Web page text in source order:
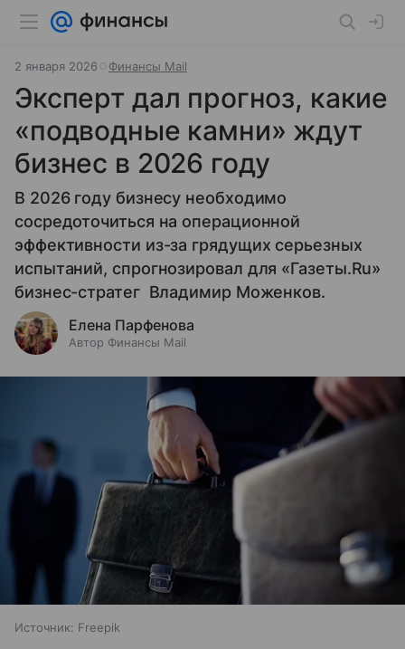
2 января 2026 Финансы Mail
​​​​​​​Эксперт дал прогноз, какие
«подводные камни» ждут
бизнес в 2026 году
В 2026 году бизнесу необходимо
сосредоточиться на операционной
эффективности из-за грядущих серьезных
испытаний, спрогнозировал для «Газеты.Ru»
бизнес-стратег Владимир Моженков.
Елена Парфенова
Автор Финансы Mail
Источник: Freepik